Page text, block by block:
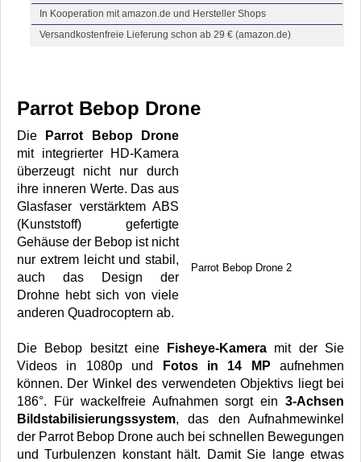
In Kooperation mit amazon.de und Hersteller Shops
Versandkostenfreie Lieferung schon ab 29 € (amazon.de)
Parrot Bebop Drone
Parrot Bebop Drone 2
Die
Parrot Bebop Drone
mit integrierter HD-Kamera
überzeugt nicht nur durch
ihre inneren Werte. Das aus
Glasfaser verstärktem ABS
(Kunststoff) gefertigte
Gehäuse der Bebop ist nicht
nur extrem leicht und stabil,
auch das Design der
Drohne hebt sich von viele
anderen Quadrocoptern ab.
Die Bebop besitzt eine Fisheye-Kamera mit der Sie
Videos in 1080p und
Fotos in 14 MP aufnehmen
können. Der Winkel des verwendeten Objektivs liegt bei
186°. Für wackelfreie Aufnahmen sorgt ein 3-Achsen
Bildstabilisierungssystem, das den Aufnahmewinkel
der Parrot Bebop Drone auch bei schnellen Bewegungen
und Turbulenzen konstant hält. Damit Sie lange etwas